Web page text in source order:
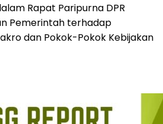
Rapat Paripurna DPR
Pemerintah terhadap
dan Pokok-Pokok Kebijakan